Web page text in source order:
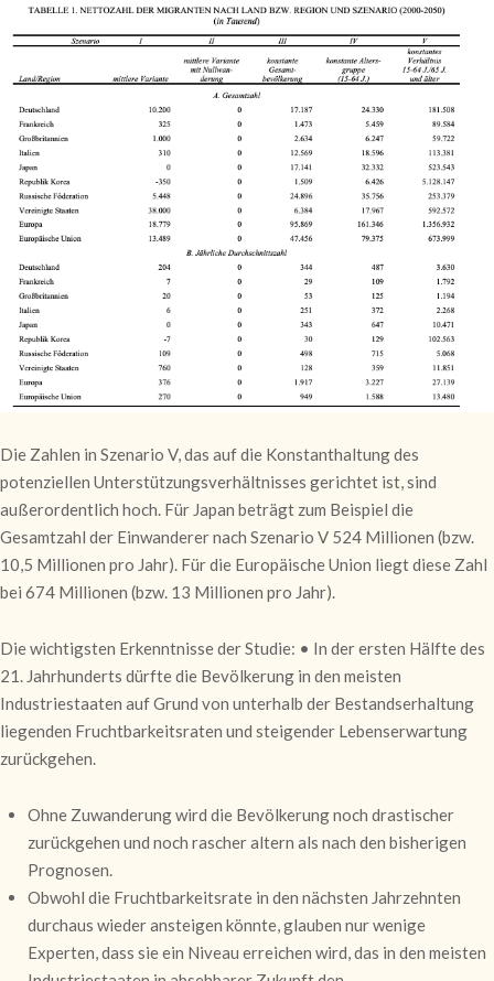
Die Zahlen in Szenario V, das auf die Konstanthaltung des
potenziellen Unterstützungsverhältnisses gerichtet ist, sind
außerordentlich hoch. Für Japan beträgt zum Beispiel die
Gesamtzahl der Einwanderer nach Szenario V 524 Millionen (bzw.
10,5 Millionen pro Jahr). Für die Europäische Union liegt diese Zahl
bei 674 Millionen (bzw. 13 Millionen pro Jahr).
Die wichtigsten Erkenntnisse der Studie: • In der ersten Hälfte des
21. Jahrhunderts dürfte die Bevölkerung in den meisten
Industriestaaten auf Grund von unterhalb der Bestandserhaltung
liegenden Fruchtbarkeitsraten und steigender Lebenserwartung
zurückgehen.
Ohne Zuwanderung wird die Bevölkerung noch drastischer
zurückgehen und noch rascher altern als nach den bisherigen
Prognosen.
Obwohl die Fruchtbarkeitsrate in den nächsten Jahrzehnten
durchaus wieder ansteigen könnte, glauben nur wenige
Experten, dass sie ein Niveau erreichen wird, das in den meisten